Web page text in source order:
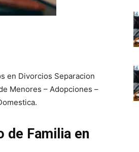
en Divorcios Separacion
Menores – Adopciones –
de Familia en